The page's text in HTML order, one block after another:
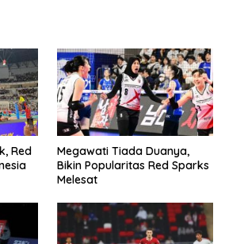
Red
Megawati Tiada Duanya,
Bikin Popularitas Red Sparks
Melesat